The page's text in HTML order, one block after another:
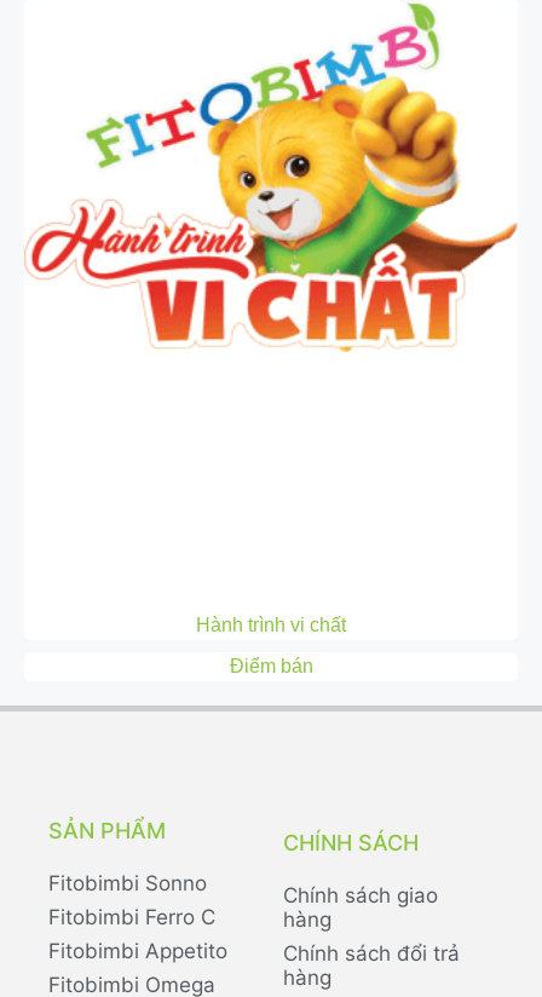
Hành trình vi chất
Điểm bán
SẢN PHẨM
Fitobimbi Sonno
Fitobimbi Ferro C
Fitobimbi Appetito
Fitobimbi Omega
CHÍNH SÁCH
Chính sách giao
hàng
Chính sách đổi trả
hàng